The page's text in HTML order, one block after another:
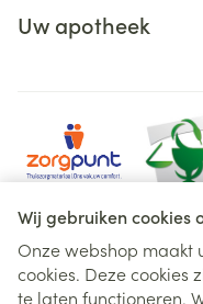
Wij gebruiken cookies
Onze webshop maakt
cookies. Deze cookies
te laten functioneren.
Uw apotheek
Juridische links